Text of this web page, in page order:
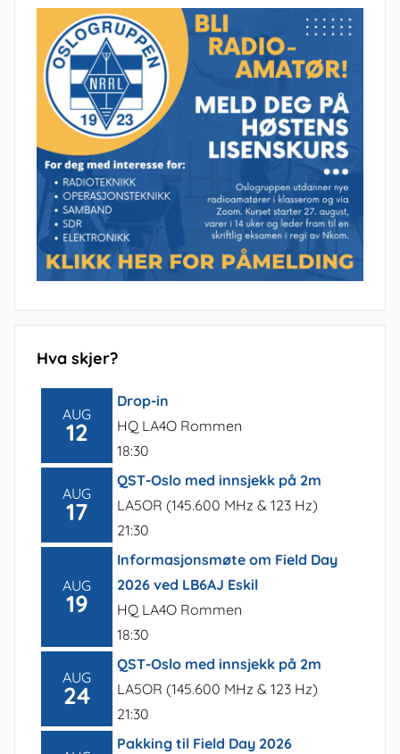
Hva skjer?
AUG
12
Drop-in
HQ LA4O Rommen
18:30
AUG
17
QST-Oslo med innsjekk på 2m
LA5OR (145.600 MHz & 123 Hz)
21:30
AUG
19
Informasjonsmøte om Field Day
2026 ved LB6AJ Eskil
HQ LA4O Rommen
18:30
AUG
24
QST-Oslo med innsjekk på 2m
LA5OR (145.600 MHz & 123 Hz)
21:30
Pakking til Field Day 2026